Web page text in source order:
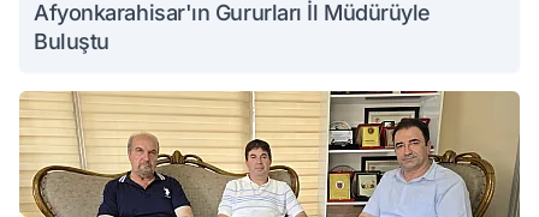
Afyonkarahisar'ın Gururları İl Müdürüyle
Buluştu